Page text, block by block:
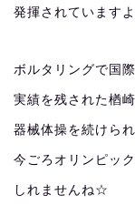
発揮されていますよ
ボルタリングで国
実績を残された楢
器械体操を続けら
今ごろオリンピッ
しれませんね☆